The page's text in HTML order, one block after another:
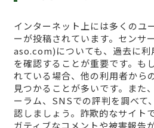
インターネット上には多くのユ
ーが投稿されています。セン
aso.com)についても、過去に利
を確認することが重要です。も
れている場合、他の利用者から
見つかることが多いです。また
ーラム、SNSでの評判を調べて
認しましょう。詐欺的なサイト
ガティブなコメントや被害報告